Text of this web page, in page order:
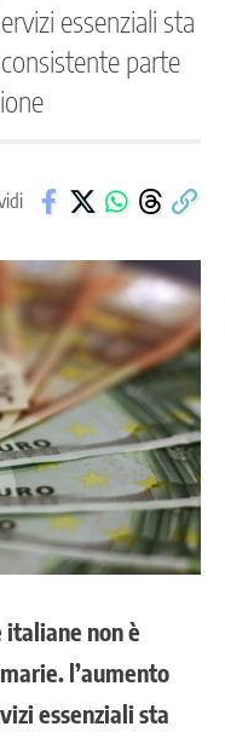
essenziali sta
parte
non è
l’aumento
essenziali sta